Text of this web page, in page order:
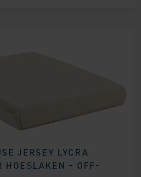
JERSEY LYCRA
HOESLAKEN – OFF-